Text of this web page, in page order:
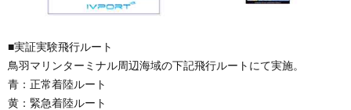
■実証実験飛行ルート
鳥羽マリンターミナル周辺海域の下記飛行ルートにて実施。
青：正常着陸ルート
黄：緊急着陸ルート